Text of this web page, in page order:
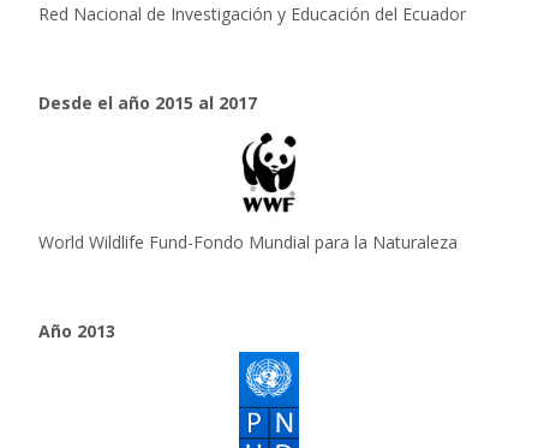
Red Nacional de Investigación y Educación del Ecuador
Desde el año 2015 al 2017
World Wildlife Fund-Fondo Mundial para la Naturaleza
Año 2013